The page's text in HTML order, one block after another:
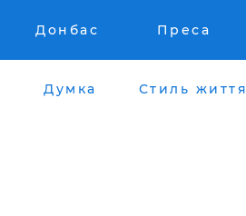
Донбас Преса
Думка Стиль життя